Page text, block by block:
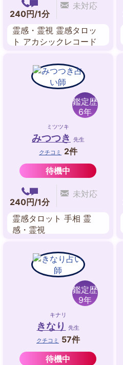
240円/1分
未対応
霊感・霊視 霊感タロッ
ト アカシックレコード
ーリング 数秘学 占星術
鑑定歴
6年
ミツツキ
みつつき 先生
クチコミ
2件
待機中
240円/1分
未対応
霊感タロット 手相 霊
感・霊視
鑑定歴
9年
キナリ
きなり 先生
クチコミ
57件
待機中